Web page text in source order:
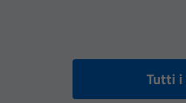
Tutti i